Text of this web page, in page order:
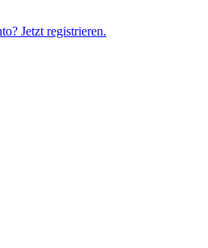
Jetzt registrieren.